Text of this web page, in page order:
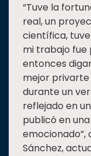
“Tuve la
real, un
científica,
mi trabajo fue
entonces
mejor privarte
durante un
reflejado en
publicó en
Sánchez,